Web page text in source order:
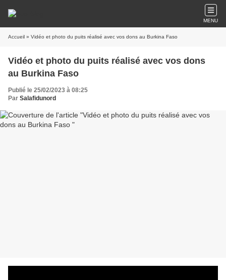
MENU
Accueil » Vidéo et photo du puits réalisé avec vos dons au Burkina Faso
Vidéo et photo du puits réalisé avec vos dons
au Burkina Faso
Publié le 25/02/2023 à 08:25
Par Salafidunord